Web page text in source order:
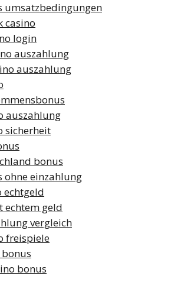
umsatzbedingungen
casino
login
auszahlung
auszahlung
auszahlung
sicherheit
bonus
ohne einzahlung
echtgeld
echtem geld
vergleich
freispiele
bonus
bonus